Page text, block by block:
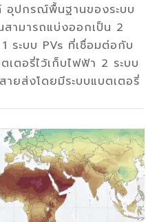
อุปกรณ์พื้นฐานของระบบ
สามารถแบ่งออกเป็น 2
ระบบ PVs ที่เชื่อมต่อกับ
เตอรี่ไว้เก็บไฟฟ้า 2 ระบบ
ายส่งโดยมีระบบแบตเตอรี่